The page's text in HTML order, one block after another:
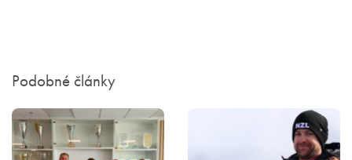
Podobné články